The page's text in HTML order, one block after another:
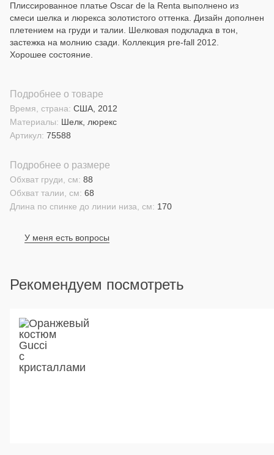
Плиссированное платье Oscar de la Renta выполнено из
смеси шелка и люрекса золотистого оттенка. Дизайн дополнен
плетением на груди и талии. Шелковая подкладка в тон,
застежка на молнию сзади. Коллекция pre-fall 2012.
Хорошее состояние.
Подробнее о товаре
Материалы: Шелк, люрекс
Время, страна: США, 2012
Артикул: 75588
Подробнее о размере
Длина по спинке до линии низа, см: 170
Обхват талии, см: 68
Обхват груди, см: 88
У меня есть вопросы
Рекомендуем посмотреть